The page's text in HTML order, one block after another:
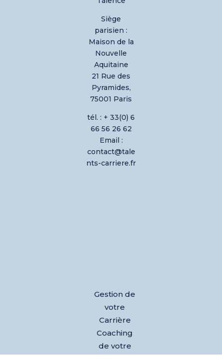
Siège
parisien :
Maison de la
Nouvelle
Aquitaine
21 Rue des
Pyramides,
75001 Paris
tél. : + 33(0) 6
66 56 26 62
Email :
contact@tale
nts-carriere.fr
Gestion de
votre
Carrière
Coaching
de votre